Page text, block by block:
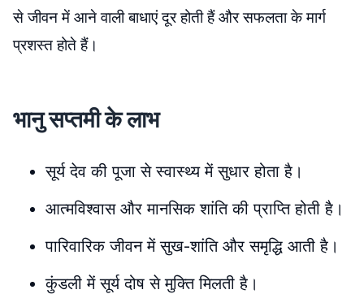
से जीवन में आने वाली बाधाएं दूर होती हैं और सफलता के मार्ग
प्रशस्त होते हैं।​
भानु सप्तमी के लाभ
सूर्य देव की पूजा से स्वास्थ्य में सुधार होता है।
आत्मविश्वास और मानसिक शांति की प्राप्ति होती है।
पारिवारिक जीवन में सुख-शांति और समृद्धि आती है।
कुंडली में सूर्य दोष से मुक्ति मिलती है।